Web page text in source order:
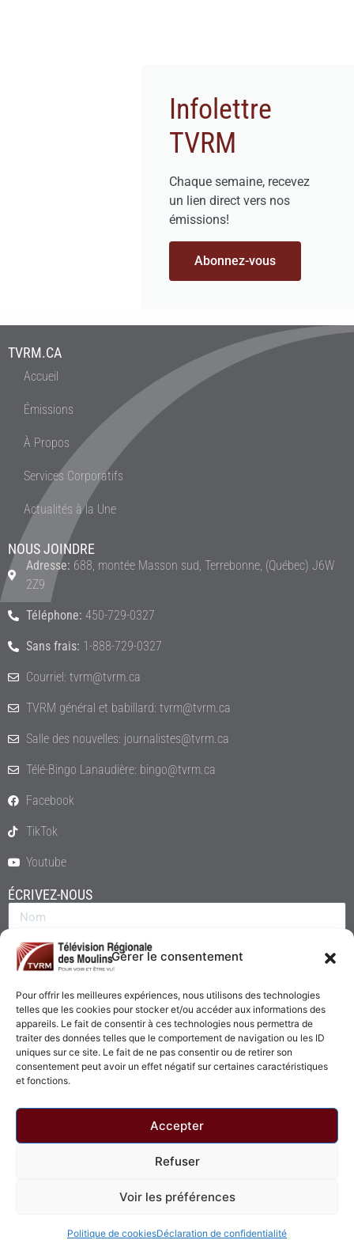
Gérer le consentement
Pour offrir les meilleures expériences, nous utilisons des technologies
telles que les cookies pour stocker et/ou accéder aux informations des
appareils. Le fait de consentir à ces technologies nous permettra de
traiter des données telles que le comportement de navigation ou les ID
uniques sur ce site. Le fait de ne pas consentir ou de retirer son
consentement peut avoir un effet négatif sur certaines caractéristiques
et fonctions.
Accepter
Refuser
Voir les préférences
Politique de cookiesDéclaration de confidentialité
Infolettre
TVRM
Chaque semaine, recevez
un lien direct vers nos
émissions!
Abonnez-vous
TVRM.CA
Accueil
Émissions
À Propos
Services Corporatifs
Actualités à la Une
NOUS JOINDRE
Adresse: 688, montée Masson sud, Terrebonne, (Québec) J6W
2Z9
Téléphone: 450-729-0327
Sans frais: 1-888-729-0327
Courriel: tvrm@tvrm.ca
TVRM général et babillard: tvrm@tvrm.ca
Salle des nouvelles: journalistes@tvrm.ca
Télé-Bingo Lanaudière: bingo@tvrm.ca
Facebook
TikTok
Youtube
ÉCRIVEZ-NOUS
© 2026 - Télévision Régionale des Moulins. Tous droits réservés.